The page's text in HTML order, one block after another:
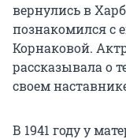
вернулись в
познакомился с
Корнаковой.
рассказывала о
своем
В 1941 году у